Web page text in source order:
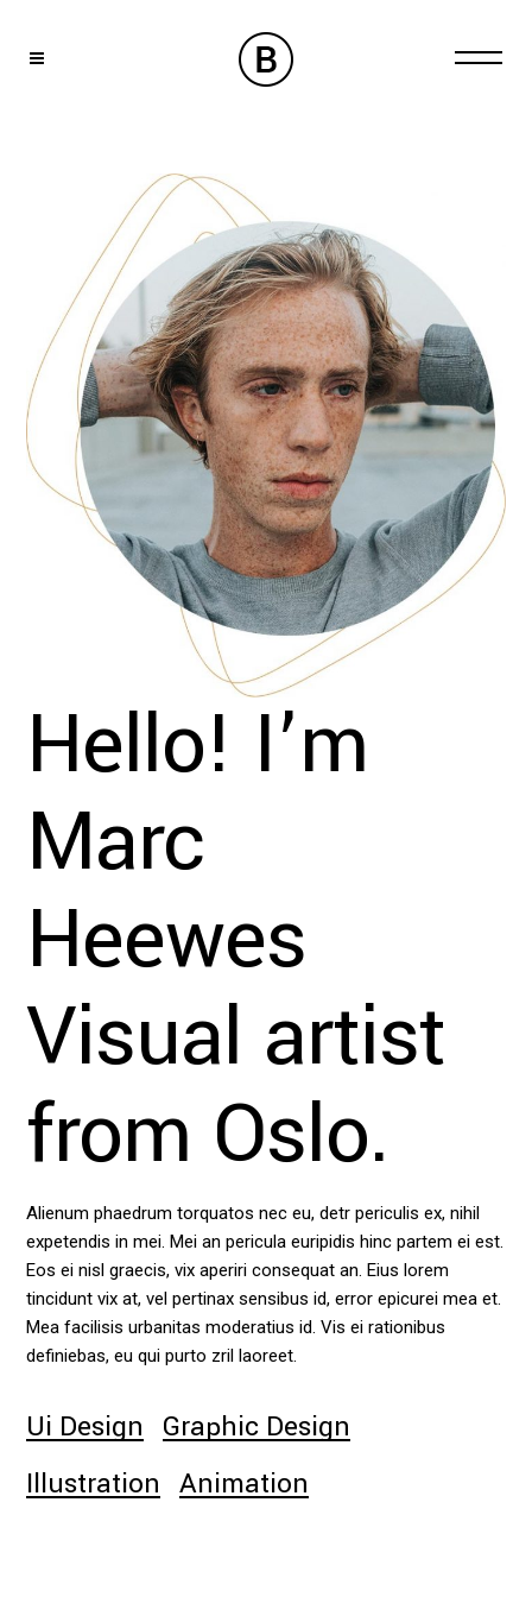
Hello! I’m
Marc
Heewes
Visual artist
from Oslo.
Alienum phaedrum torquatos nec eu, detr periculis ex, nihil
expetendis in mei. Mei an pericula euripidis hinc partem ei est.
Eos ei nisl graecis, vix aperiri consequat an. Eius lorem
tincidunt vix at, vel pertinax sensibus id, error epicurei mea et.
Mea facilisis urbanitas moderatius id. Vis ei rationibus
definiebas, eu qui purto zril laoreet.
Ui Design Graphic Design
Illustration Animation